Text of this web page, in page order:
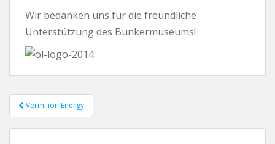
Wir bedanken uns für die freundliche
Unterstützung des Bunkermuseums!
Beitrags-Navigation
Vermilion Energy